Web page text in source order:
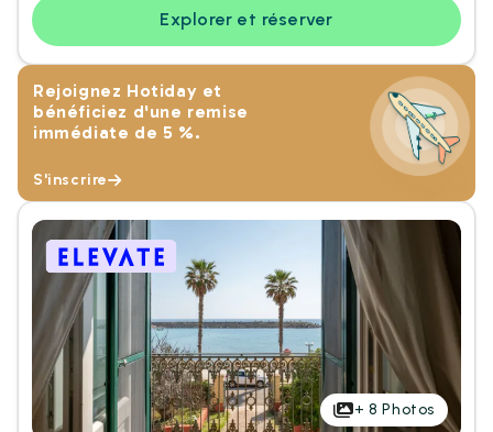
Explorer et réserver
Rejoignez Hotiday et
bénéficiez d'une remise
immédiate de 5 %.
S'inscrire
+8 Photos